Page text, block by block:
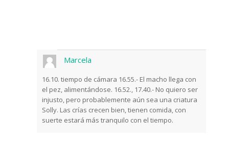
Marcela
16.10. tiempo de cámara 16.55.- El macho llega con
el pez, alimentándose. 16.52., 17.40.- No quiero ser
injusto, pero probablemente aún sea una criatura
Solly. Las crías crecen bien, tienen comida, con
suerte estará más tranquilo con el tiempo.